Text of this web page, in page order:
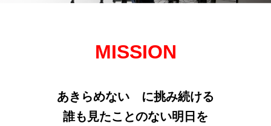
MISSION
あきらめない に挑み続ける
誰も見たことのない明日を